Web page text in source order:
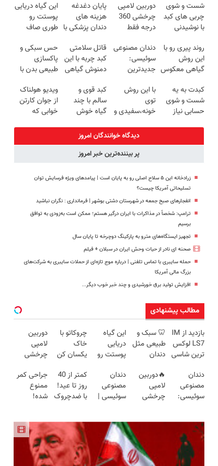
شست و شوی
چربی های کبد
با نوشیدنی
دوربین لامپی
چرخشی 360
درجه فقط
🔥 پرداخت
درب منزل
پایان دغدغه
هزینه های
دندان پزشکی با
کننده خانگی
این گیاه دریایی
پوستت رو
طوری صاف
20سال جوون
شدی🔥
روند پیری رو با
این روش
گیاهی معکوس
دندان مصنوعی
سوئیسی:
جدیدترین
سبک و مقاوم |
پرداخت قسطی
قاتل سلامتی
کبد چربه با این
دمنوش گیاهی
حس سبکی و
پاکسازی
طبیعی بدن با
کبد55%تخفیف
کبدت به یه
شست و شوی
حسابی نیاز
با این روش
توی
خونه،سفیدی و
برگردون
(40%off)
کبد قوی و
سالم با چند
گیاه خوش
ویدیو هولناک
از جوان کارتن
خوابی که
دیدگاه خوانندگان امروز
پر بیننده‌ترین خبر امروز
زرادخانه این ۵ سلاح اصلی رو به پایان است | پیامدهای ویژه فرسایش توان
تسلیحاتی آمریکا چیست؟
انفجارهای صبح جمعه در شهرستان دشتی بوشهر | فرمانداری : نگران نباشید
ترامپ: شخصاً در مذاکرات با ایران درگیر هستم؛ ممکن است به‌زودی به توافق
برسیم
تجهیز ایستگاه‌های مترو به پارکینگ دوچرخه تا پایان سال
صحنه ای نادر از حیات وحش ایران در سبلان + فیلم
حمله سایبری با تماس تلفنی | درباره موج تازه‌ای از حملات سایبری به شرکت‌های
بزرگ مالی آمریکا
افزایش تولید برق خورشیدی و چند خبر خوب دیگر...
مطالب پیشنهادی
بازدید از IM
LS7 لوکس
ترین شاسی
ایران در
باشگاه
انقلاب
🦷 سبک و
طبیعی مثل
دندان
نصب آسان
و پرداخت
اقساطی 💳
این گیاه
دریایی
پوستت رو
میکنه
انگار20سال
جوون شدی
خرید
چروکاتو با
خاک
یکسان کن
خانگی+آسان+به
صرفه)
دوربین
لامپی
چرخشی
فقط امروز
حراج شد🔥
پرداخت
دندان
مصنوعی
سوئیسی:
اروپا، سبک
و مقاوم |
پرداخت
قسطی
🔥دوربین
لامپی
چرخشی
+ گارانتی
تعویض
دندان
مصنوعی
سوئیسی |
طبیعی!
ویزیت
رایگان+پرداخت
اقساطی😍
کمتر از 40
روز تا عید!
با ضدچروک
جراحی کمر
ممنوع
شده!
منزل درمان
کنی؟
((پرسش‌نامه))